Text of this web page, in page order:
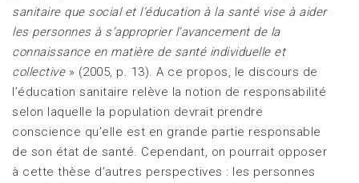
sanitaire que social et l’éducation à la santé vise à aider
les personnes à s’approprier l’avancement de la
connaissance en matière de santé individuelle et
collective » (2005, p. 13). A ce propos, le discours de
l’éducation sanitaire relève la notion de responsabilité
selon laquelle la population devrait prendre
conscience qu’elle est en grande partie responsable
de son état de santé. Cependant, on pourrait opposer
à cette thèse d’autres perspectives : les personnes